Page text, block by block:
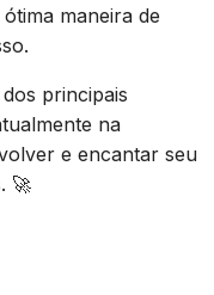
maneira de
principais
na
e encantar seu
🚀